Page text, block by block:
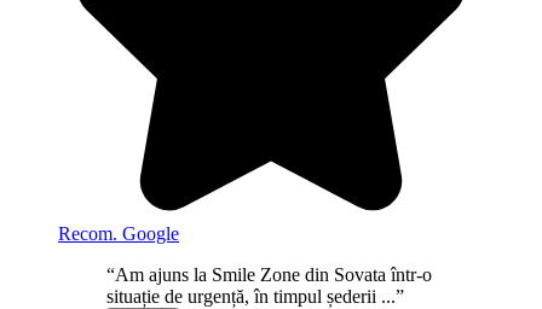
Recom. Google
“Am ajuns la Smile Zone din Sovata într-o
situație de urgență, în timpul șederii ...”